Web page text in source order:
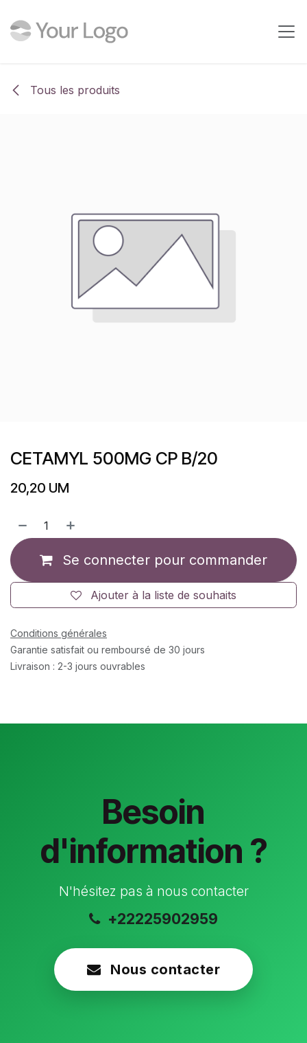
Tous les produits
CETAMYL 500MG CP B/20
20,20 UM
Se connecter pour commander
Ajouter à la liste de souhaits
Conditions générales
Garantie satisfait ou remboursé de 30 jours
Livraison : 2-3 jours ouvrables
Besoin
d'information ?
N'hésitez pas à nous contacter
+22225902959
Nous contacter